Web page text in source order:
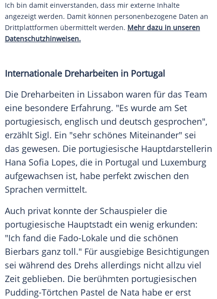
Ich bin damit einverstanden, dass mir externe Inhalte
angezeigt werden. Damit können personenbezogene Daten an
Drittplattformen übermittelt werden. Mehr dazu in unseren
Datenschutzhinweisen.
Internationale Dreharbeiten in Portugal
Die Dreharbeiten in Lissabon waren für das Team
eine besondere Erfahrung. "Es wurde am Set
portugiesisch, englisch und deutsch gesprochen",
erzählt Sigl. Ein "sehr schönes Miteinander" sei
das gewesen. Die portugiesische Hauptdarstellerin
Hana Sofia Lopes, die in Portugal und Luxemburg
aufgewachsen ist, habe perfekt zwischen den
Sprachen vermittelt.
Auch privat konnte der Schauspieler die
portugiesische Hauptstadt ein wenig erkunden:
"Ich fand die Fado-Lokale und die schönen
Bierbars ganz toll." Für ausgiebige Besichtigungen
sei während des Drehs allerdings nicht allzu viel
Zeit geblieben. Die berühmten portugiesischen
Pudding-Törtchen Pastel de Nata habe er erst